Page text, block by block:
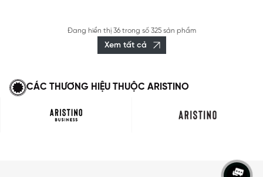
Đang hiển thị 36trong số 325 sản phẩm
Xem tất cả
CÁC THƯƠNG HIỆU THUỘC ARISTINO